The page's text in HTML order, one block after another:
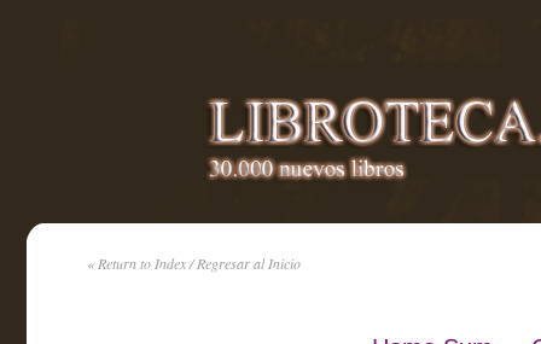
« Return to Index / Regresar al Inicio